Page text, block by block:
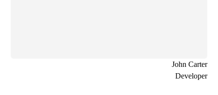
John Carter
Developer